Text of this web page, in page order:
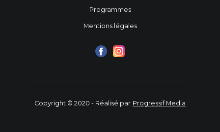
Programmes
Mentions légales
Copyright © 2020 - Réalisé par Progressif Media